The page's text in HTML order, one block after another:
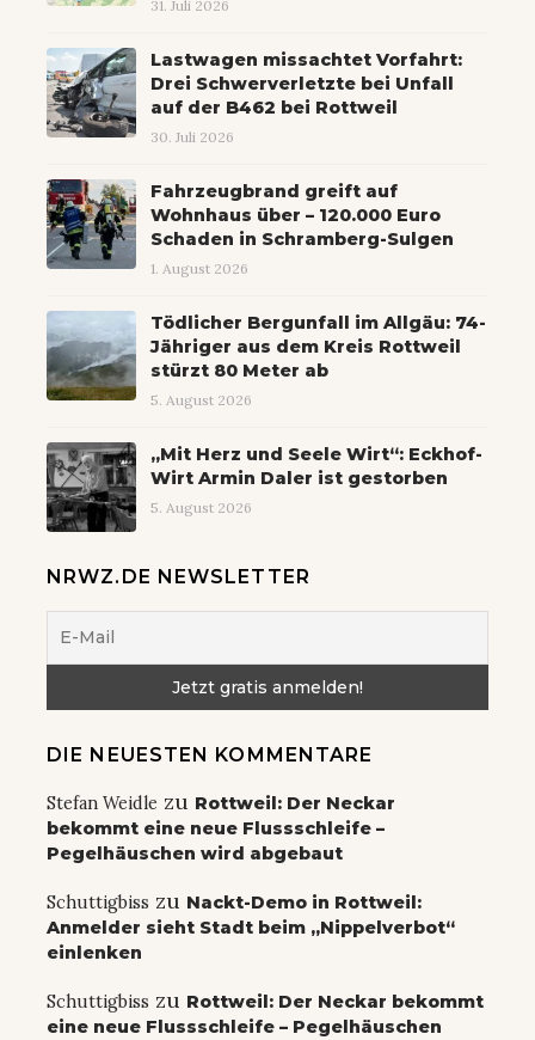
31. Juli 2026
Lastwagen missachtet Vorfahrt:
Drei Schwerverletzte bei Unfall
auf der B462 bei Rottweil
30. Juli 2026
Fahrzeugbrand greift auf
Wohnhaus über – 120.000 Euro
Schaden in Schramberg-Sulgen
1. August 2026
Tödlicher Bergunfall im Allgäu: 74-
Jähriger aus dem Kreis Rottweil
stürzt 80 Meter ab
5. August 2026
„Mit Herz und Seele Wirt“: Eckhof-
Wirt Armin Daler ist gestorben
5. August 2026
NRWZ.DE NEWSLETTER
DIE NEUESTEN KOMMENTARE
Stefan Weidle zu Rottweil: Der Neckar
bekommt eine neue Flussschleife –
Pegelhäuschen wird abgebaut
Schuttigbiss zu Nackt-Demo in Rottweil:
Anmelder sieht Stadt beim „Nippelverbot“
einlenken
Schuttigbiss zu Rottweil: Der Neckar bekommt
eine neue Flussschleife – Pegelhäuschen